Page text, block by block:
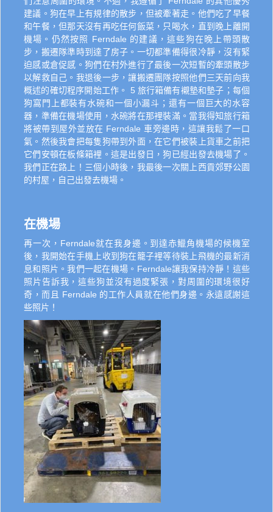
建議。狗在早上有規律的散步，但被牽著走。他們吃了早餐
和午餐，但那天沒有再吃任何飯菜，只喝水，直到晚上離開
機場。仍然按照 Ferndale 的建議，這些狗在晚上帶頭散
步，搬遷隊準時到達了房子。一切都準備得很冷靜，沒有緊
迫感或倉促感。狗們在村外進行了最後一次短暫的牽頭散步
以解救自己。我退後一步，讓搬遷團隊按照他們三天前向我
概述的確切程序開始工作。 5 旅行箱備有襯墊和墊子；每個
狗窩門上都裝有水碗和一個小漏斗；還有一個巨大的水容
器，準備在機場使用，水碗將在那裡裝滿。當我得知旅行箱
將被帶到屋外並放在 Ferndale 車旁邊時，這讓我鬆了一口
氣。然後我會把每隻狗帶到外面，在它們被裝上貨車之前把
它們安頓在板條箱裡。這是出發日，狗已經出發去機場了。
我們正在路上！三個小時後，我最後一次關上西貢郊野公園
的村屋，自己出發去機場。
在機場
再一次，Ferndale就在我身邊。到達赤鱲角機場的候機室
後，我開始在手機上收到狗在籠子裡等待裝上飛機的最新消
息和照片。我們一起在機場。Ferndale讓我保持冷靜！這些
照片告訴我，這些狗並沒有過度緊張，對周圍的環境很好
奇，而且 Ferndale 的工作人員就在他們身邊。永遠感謝這
些照片！